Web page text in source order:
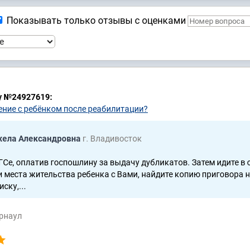
Показывать только отзывы с оценками
№24927619:
с ребёнком после реабилитации?
Александровна г. Владивосток
оплатив госпошлину за выдачу дубликатов. Затем идите в
места жительства ребенка с Вами, найдите копию приговора